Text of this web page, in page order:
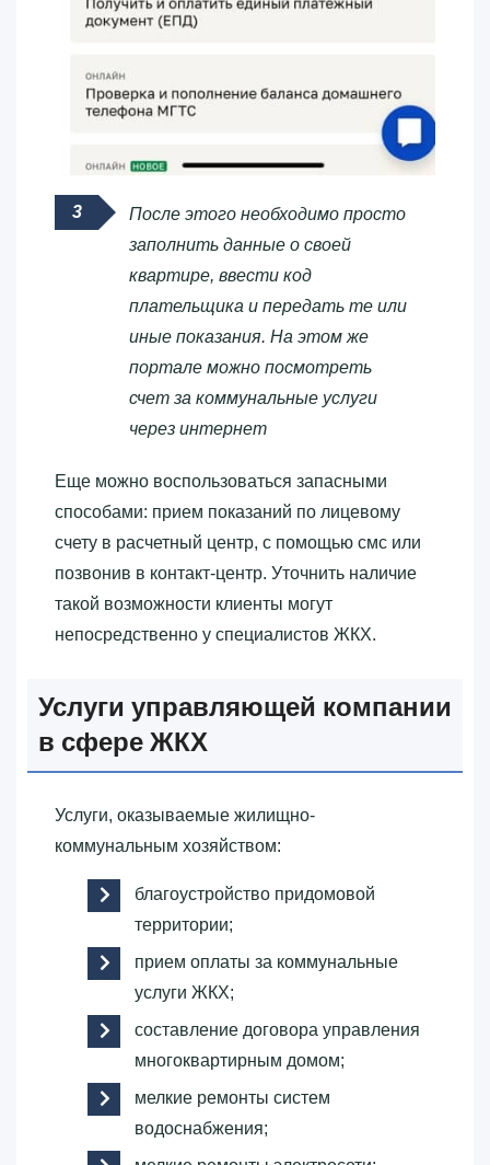
После этого необходимо просто
заполнить данные о своей
квартире, ввести код
плательщика и передать те или
иные показания. На этом же
портале можно посмотреть
счет за коммунальные услуги
через интернет
Еще можно воспользоваться запасными
способами: прием показаний по лицевому
счету в расчетный центр, с помощью смс или
позвонив в контакт-центр. Уточнить наличие
такой возможности клиенты могут
непосредственно у специалистов ЖКХ.
Услуги управляющей компании
в сфере ЖКХ
Услуги, оказываемые жилищно-
коммунальным хозяйством:
благоустройство придомовой
территории;
прием оплаты за коммунальные
услуги ЖКХ;
составление договора управления
многоквартирным домом;
мелкие ремонты систем
водоснабжения;